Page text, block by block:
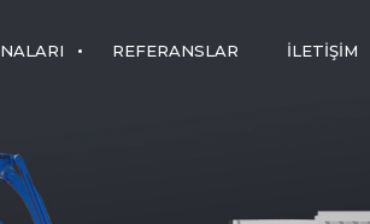
REFERANSLAR İLETIŞIM